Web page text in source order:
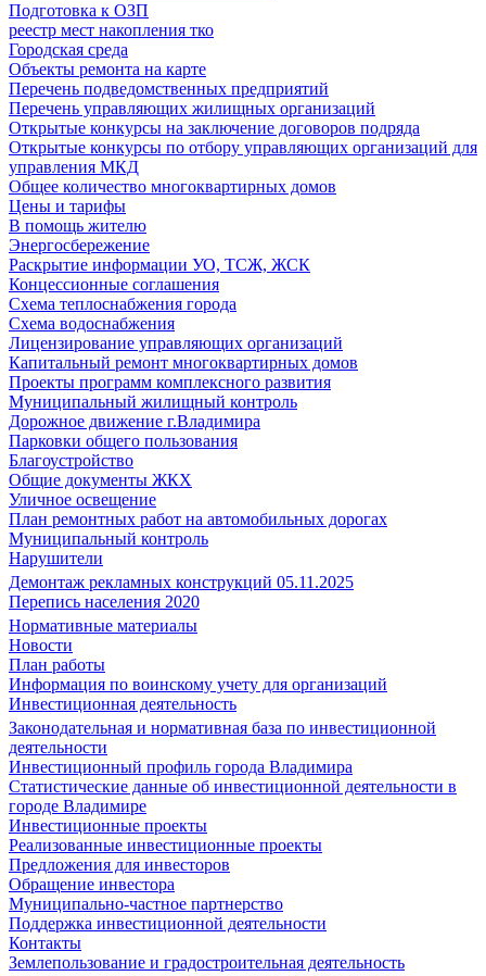
Подготовка к ОЗП
реестр мест накопления тко
Городская среда
Объекты ремонта на карте
Перечень подведомственных предприятий
Перечень управляющих жилищных организаций
Открытые конкурсы на заключение договоров подряда
Открытые конкурсы по отбору управляющих организаций для
управления МКД
Общее количество многоквартирных домов
Цены и тарифы
В помощь жителю
Энергосбережение
Раскрытие информации УО, ТСЖ, ЖСК
Концессионные соглашения
Схема теплоснабжения города
Схема водоснабжения
Лицензирование управляющих организаций
Капитальный ремонт многоквартирных домов
Проекты программ комплексного развития
Муниципальный жилищный контроль
Дорожное движение г.Владимира
Парковки общего пользования
Благоустройство
Общие документы ЖКХ
Уличное освещение
План ремонтных работ на автомобильных дорогах
Муниципальный контроль
Нарушители
Демонтаж рекламных конструкций 05.11.2025
Перепись населения 2020
Нормативные материалы
Новости
План работы
Информация по воинскому учету для организаций
Инвестиционная деятельность
Законодательная и нормативная база по инвестиционной
деятельности
Инвестиционный профиль города Владимира
Статистические данные об инвестиционной деятельности в
городе Владимире
Инвестиционные проекты
Реализованные инвестиционные проекты
Предложения для инвесторов
Обращение инвестора
Муниципально-частное партнерство
Поддержка инвестиционной деятельности
Контакты
Землепользование и градостроительная деятельность